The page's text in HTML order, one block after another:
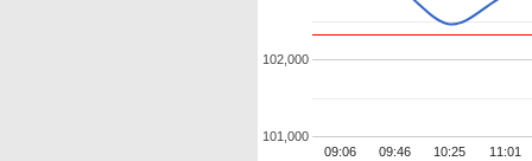
09:06 09:46 10:25 11:01
101,000
102,000